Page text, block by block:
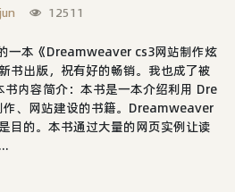
12511
一本《Dreamweaver cs3网站制作炫
书出版，祝有好的畅销。我也成了被
内容简介：本书是一本介绍利用 Dre
、网站建设的书籍。Dreamweaver
目的。本书通过大量的网页实例让读